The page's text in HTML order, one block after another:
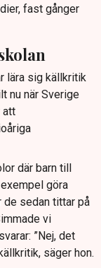
fast gånger
lära sig källkritik
nu när Sverige
att
där barn till
göra
de sedan tittar på
vi
”Nej, det
säger hon.